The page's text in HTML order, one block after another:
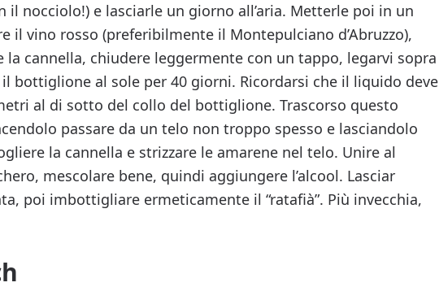
il nocciolo!) e lasciarle un giorno all’aria. Metterle poi in un
il vino rosso (preferibilmente il Montepulciano d’Abruzzo),
la cannella, chiudere leggermente con un tappo, legarvi sopra
il bottiglione al sole per 40 giorni. Ricordarsi che il liquido deve
al di sotto del collo del bottiglione. Trascorso questo
passare da un telo non troppo spesso e lasciandolo
la cannella e strizzare le amarene nel telo. Unire al
mescolare bene, quindi aggiungere l’alcool. Lasciar
poi imbottigliare ermeticamente il “ratafià”. Più invecchia,